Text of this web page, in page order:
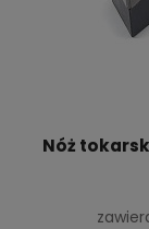
Nóż